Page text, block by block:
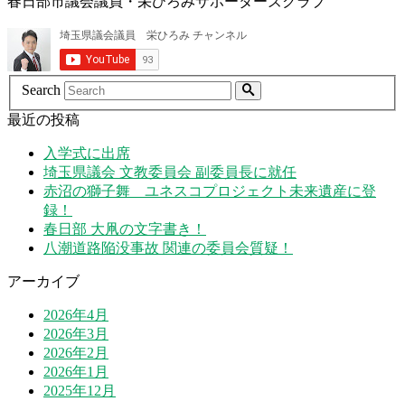
Search
最近の投稿
入学式に出席
埼玉県議会 文教委員会 副委員長に就任
赤沼の獅子舞 ユネスコプロジェクト未来遺産に登
録！
春日部 大凧の文字書き！
八潮道路陥没事故 関連の委員会質疑！
アーカイブ
2026年4月
2026年3月
2026年2月
2026年1月
2025年12月